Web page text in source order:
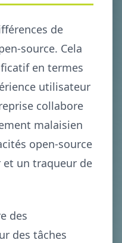
de
source. Cela
en termes
utilisateur
collabore
malaisien
open-source
et un traqueur de
des
des tâches